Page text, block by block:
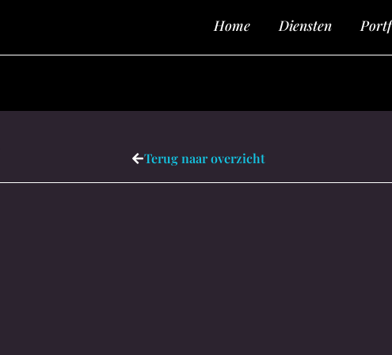
Home Diensten
Terug naar overzicht